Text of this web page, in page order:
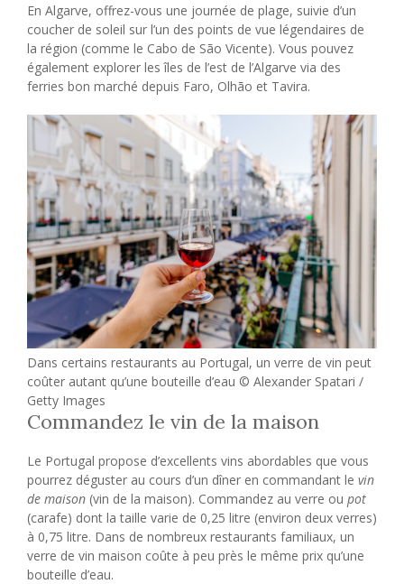
En Algarve, offrez-vous une journée de plage, suivie d’un
coucher de soleil sur l’un des points de vue légendaires de
la région (comme le Cabo de São Vicente). Vous pouvez
également explorer les îles de l’est de l’Algarve via des
ferries bon marché depuis Faro, Olhão et Tavira.
Dans certains restaurants au Portugal, un verre de vin peut
coûter autant qu’une bouteille d’eau © Alexander Spatari /
Getty Images
Commandez le vin de la maison
Le Portugal propose d’excellents vins abordables que vous
pourrez déguster au cours d’un dîner en commandant le vin
de maison (vin de la maison). Commandez au verre ou pot
(carafe) dont la taille varie de 0,25 litre (environ deux verres)
à 0,75 litre. Dans de nombreux restaurants familiaux, un
verre de vin maison coûte à peu près le même prix qu’une
bouteille d’eau.